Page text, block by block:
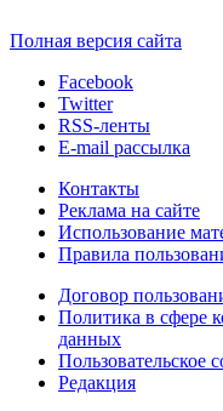
Полная версия сайта
Facebook
Twitter
RSS-ленты
E-mail рассылка
Контакты
Реклама на сайте
Использование
Правила
Договор
Политика в сфере
данных
Пользовательское
Редакция